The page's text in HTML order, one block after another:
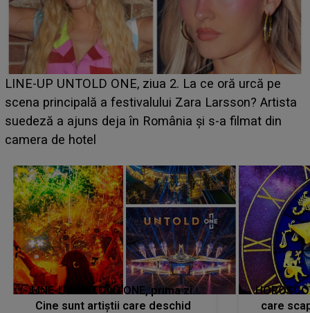
Ce a dezvăluit noua concurentă din "Casa Iubirii" l-a
luat prin surprindere pe Emanuel. CINE ESTE
BĂIATUL VIZAT de Alexandra?! Aflându-se în fața
faptului împlinit, A RECUNOSCUT IMEDIAT: "Am
LINE-UP UNTOLD ONE, prima zi.
Cine sunt artiștii care deschid
care